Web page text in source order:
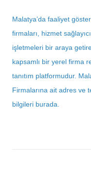
Malatya’da faaliyet
firmaları, hizmet
işletmeleri bir araya
kapsamlı bir yerel firma
tanıtım platformudur.
Firmalarına ait adres ve
bilgileri burada.